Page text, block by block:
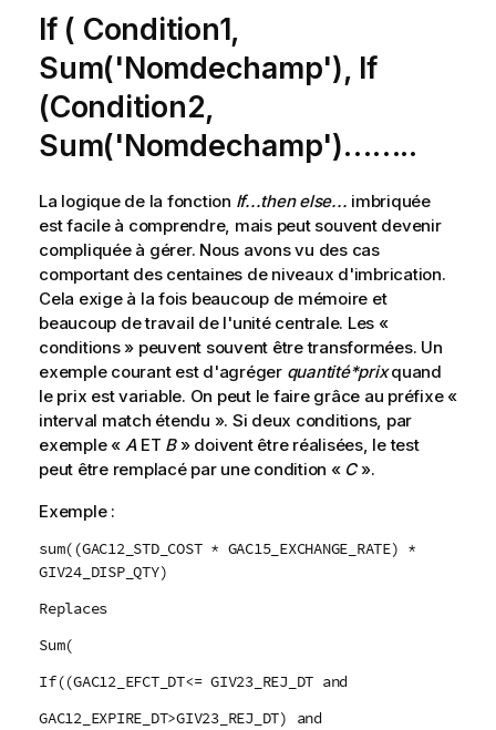
s
If ( Condition1,
Sum('Nomdechamp'), If
(Condition2,
Sum('Nomdechamp')……..
La logique de la fonction If...then else... imbriquée
est facile à comprendre, mais peut souvent devenir
compliquée à gérer. Nous avons vu des cas
comportant des centaines de niveaux d'imbrication.
Cela exige à la fois beaucoup de mémoire et
beaucoup de travail de l'unité centrale. Les «
conditions » peuvent souvent être transformées. Un
exemple courant est d'agréger quantité*prixquand
le prix est variable. On peut le faire grâce au préfixe «
interval match étendu ». Si deux conditions, par
exemple « AET B» doivent être réalisées, le test
peut être remplacé par une condition « C».
Exemple :
sum((GAC12_STD_COST * GAC15_EXCHANGE_RATE) *
GIV24_DISP_QTY)
Replaces
Sum(
If((GAC12_EFCT_DT<= GIV23_REJ_DT and
GAC12_EXPIRE_DT>GIV23_REJ_DT) and